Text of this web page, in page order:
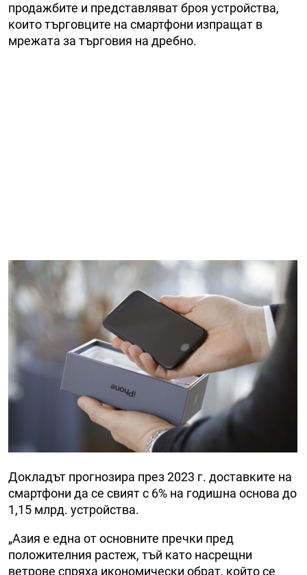
продажбите и представляват броя устройства,
които търговците на смартфони изпращат в
мрежата за търговия на дребно.
Докладът прогнозира през 2023 г. доставките на
смартфони да се свият с 6% на годишна основа до
1,15 млрд. устройства.
„Азия е една от основните пречки пред
положителния растеж, тъй като насрещни
ветрове спряха икономически обрат, който се